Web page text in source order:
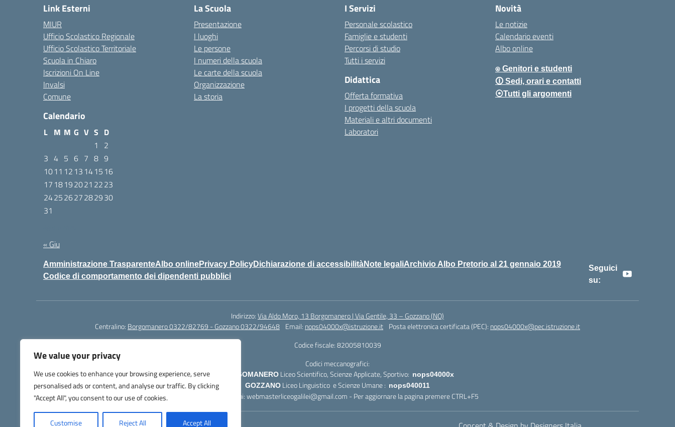
We value your privacy
We use cookies to enhance your browsing experience, serve
personalised ads or content, and analyse our traffic. By clicking
"Accept All", you consent to our use of cookies.
Customise Reject All Accept All
Link Esterni
MIUR
Ufficio Scolastico Regionale
Ufficio Scolastico Territoriale
Scuola in Chiaro
Iscrizioni On Line
Invalsi
Comune
Calendario
L M M G V S D
1
2
3 4 5 6 7 8 9
1011 12 13 1415 16
17 18192021 2223
24252627282930
31
« Giu
La Scuola
Presentazione
I luoghi
Le persone
I numeri della scuola
Le carte della scuola
Organizzazione
La storia
I Servizi
Personale scolastico
Famiglie e studenti
Percorsi di studio
Tutti i servizi
Didattica
Offerta formativa
I progetti della scuola
Materiali e altri documenti
Laboratori
Novità
Le notizie
Calendario eventi
Albo online
⍟ Genitori e studenti
🛈 Sedi, orari e contatti
⦿Tutti gli argomenti
Amministrazione TrasparenteAlbo onlinePrivacy PolicyDichiarazione di accessibilitàNote legaliArchivio Albo Pretorio al 21 gennaio 2019
Codice di comportamento dei dipendenti pubblici
Seguici
su:
Indirizzo:Via Aldo Moro, 13 Borgomanero | Via Gentile, 33 – Gozzano (NO)
Centralino: Borgomanero 0322/82769 - Gozzano 0322/94648 Email: nops04000x@istruzione.it Posta elettronica certificata (PEC): nops04000x@pec.istruzione.it
Codice fiscale: 82005810039
Codici meccanografici:
BORGOMANERO Liceo Scientifico, Scienze Applicate, Sportivo: nops04000x
GOZZANO Liceo Linguistico e Scienze Umane : nops040011
Per segnalazioni:webmasterliceogalilei@gmail.com - Per aggiornare la pagina premere CTRL+F5